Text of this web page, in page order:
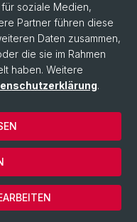
soziale Medien,
Partner führen diese
Daten zusammen,
die sie im Rahmen
haben. Weitere
.